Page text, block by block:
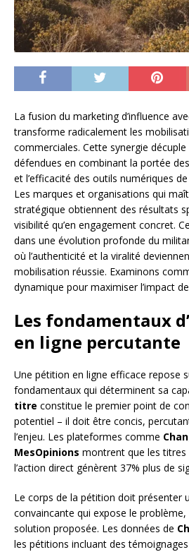
La fusion du marketing d’influence
transforme radicalement les
commerciales. Cette synergie décuple
défendues en combinant la portée
et l’efficacité des outils numériques
Les marques et organisations qui
stratégique obtiennent des résultats
visibilité qu’en engagement concret.
dans une évolution profonde du
où l’authenticité et la viralité
mobilisation réussie. Examinons
dynamique pour maximiser l’impact
Les fondamentaux
en ligne percutante
Une pétition en ligne efficace repose
fondamentaux qui déterminent sa
titre constitue le premier point de
potentiel – il doit être concis,
l’enjeu. Les plateformes comme
MesOpinions montrent que les
l’action direct génèrent 37% plus de
Le corps de la pétition doit présenter
convaincante qui expose le
solution proposée. Les données de
les pétitions incluant des